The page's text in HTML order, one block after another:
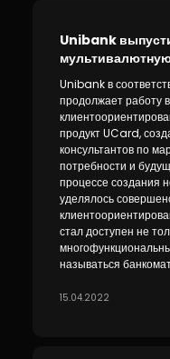
Unibank
Unibank в
продолжает работу
продукт UCard,
консультантов по
потребности и
процессе создания
уделялось
стал доступен не
называться
15.04.2022